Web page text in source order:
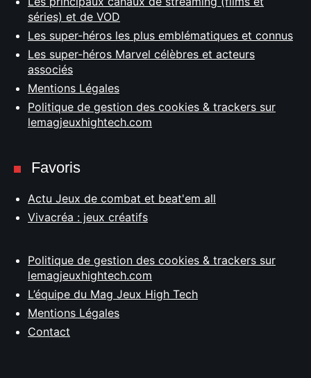
séries) et de VOD
Les super-héros les plus emblématiques et connus
Les super-héros Marvel célèbres et acteurs
associés
Mentions Légales
Politique de gestion des cookies & trackers sur
lemagjeuxhightech.com
Favoris
Actu Jeux de combat et beat'em all
Vivacréa : jeux créatifs
Politique de gestion des cookies & trackers sur
lemagjeuxhightech.com
L’équipe du Mag Jeux High Tech
Mentions Légales
Contact